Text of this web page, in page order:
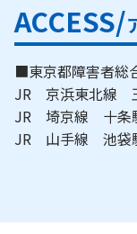
ACCESS/
■東京都障害者総
JR 京浜東北線
JR 埼京線 十条
JR 山手線 池袋